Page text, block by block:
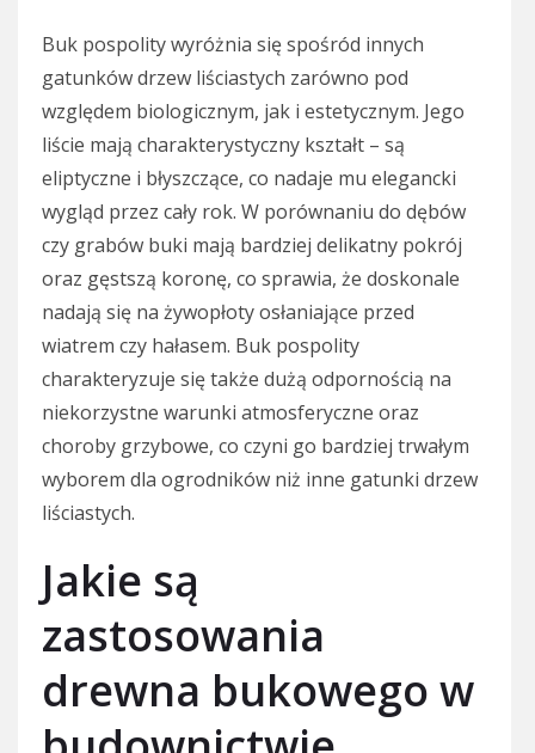
Buk pospolity wyróżnia się spośród innych
gatunków drzew liściastych zarówno pod
względem biologicznym, jak i estetycznym. Jego
liście mają charakterystyczny kształt – są
eliptyczne i błyszczące, co nadaje mu elegancki
wygląd przez cały rok. W porównaniu do dębów
czy grabów buki mają bardziej delikatny pokrój
oraz gęstszą koronę, co sprawia, że doskonale
nadają się na żywopłoty osłaniające przed
wiatrem czy hałasem. Buk pospolity
charakteryzuje się także dużą odpornością na
niekorzystne warunki atmosferyczne oraz
choroby grzybowe, co czyni go bardziej trwałym
wyborem dla ogrodników niż inne gatunki drzew
liściastych.
Jakie są
zastosowania
drewna bukowego w